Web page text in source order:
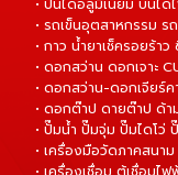
• ปันไดอลูมิเนียม บันได
• รถเข็นอุตสาหกรรม รถ
• กาว น้ำยาเช็ครอยร้าว
• ดอกสว่าน ดอกเจาะ
• ดอกสว่าน-ดอกเจียร์ค
• ดอกต๊าป ดายต๊าป ด้า
• ปั๊มน้ำ ปั๊มจุ่ม ปั๊มไดโว่
• เครื่องมือวัดภาคสนาม